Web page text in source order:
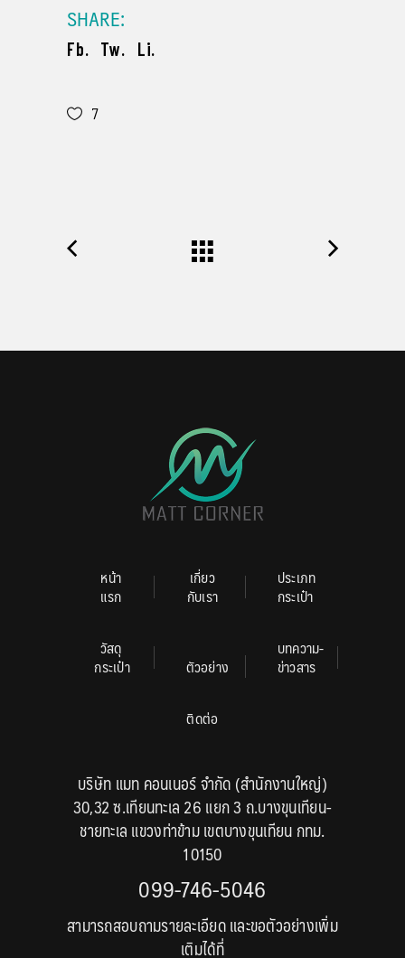
SHARE:
Fb. Tw. Li.
7
หน้า
แรก
เกี่ยว
กับเรา
ประเภท
กระเป๋า
วัสดุ
กระเป๋า ตัวอย่าง
บทความ-
ข่าวสาร
ติดต่อ
บริษัท แมท คอนเนอร์ จำกัด (สำนักงานใหญ่)
30,32 ซ.เทียนทะเล 26 แยก 3 ถ.บางขุนเทียน-
ชายทะเล แขวงท่าข้าม เขตบางขุนเทียน กทม.
10150
099-746-5046
สามารถสอบถามรายละเอียด และขอตัวอย่างเพิ่ม
เติมได้ที่